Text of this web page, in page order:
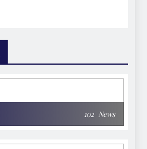
102 News